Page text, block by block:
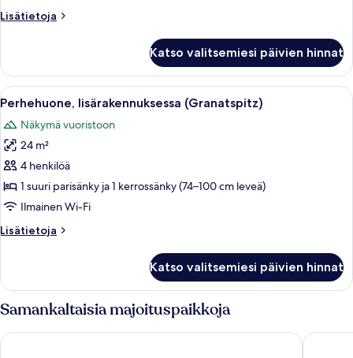
Lisätietoja
Lisätietoja
(Weißsee)
Katso valitsemiesi päivien hinnat
Avaa
kaikki
huonetyypin
Perhehuone,
lisärakennuksessa
(Granatspitz)
kuvat
Huoneessa on kerrossänky, yksi
3
Perhehuone, lisärakennuksessa (Granatspitz)
Näkymä vuoristoon
24 m²
4 henkilöä
1 suuri parisänky ja 1 kerrossänky (74–100 cm leveä)
Ilmainen Wi-Fi
Lisätietoja
Lisätietoja
(Granatspitz)
Katso valitsemiesi päivien hinnat
Samankaltaisia majoituspaikkoja
Hotel Palace Hotel